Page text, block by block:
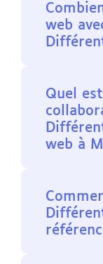
web
Quel
web à